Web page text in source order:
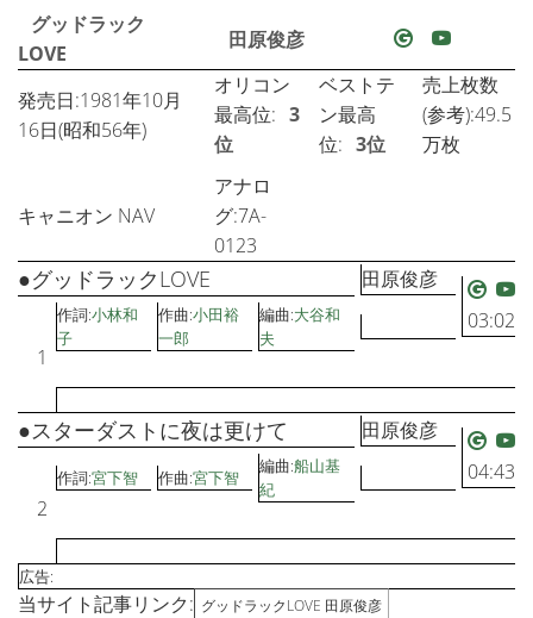
グッドラック
LOVE
田原俊彦
発売日:1981年10月
16日(昭和56年)
オリコン
最高位: 3
位
ベストテ
ン最高
位: 3位
売上枚数
(参考):49.5
万枚
キャニオン NAV
アナロ
グ:7A-
0123
1
●グッドラックLOVE
田原俊彦
03:02
作詞:小林和
子
作曲:小田裕
一郎
編曲:大谷和
夫
2
●スターダストに夜は更けて
田原俊彦
04:43
作詞:宮下智 作曲:宮下智
編曲:船山基
紀
広告:
当サイト記事リンク: グッドラックLOVE 田原俊彦